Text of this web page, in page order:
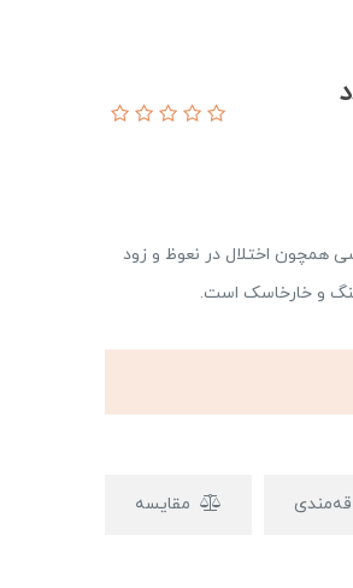
60 عدد
همچون اختلال در نعوظ و زود
و خارخاسک است.
مقایسه